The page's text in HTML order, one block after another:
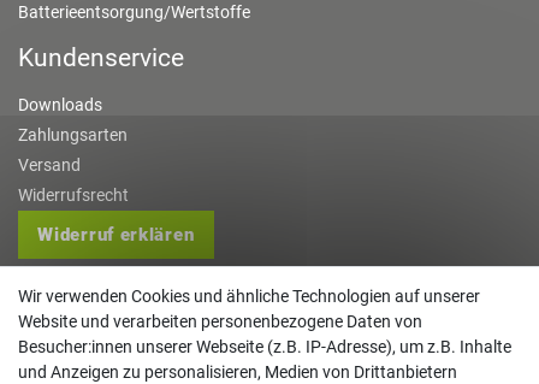
Batterieentsorgung/Wertstoffe
Kundenservice
Downloads
Zahlungsarten
Versand
Widerrufsrecht
Widerruf erklären
Kontakt
info@gartentechnik-hansen.de
0481 8565-0
Wir verwenden Cookies und ähnliche Technologien auf unserer
Website und verarbeiten personenbezogene Daten von
Besucher:innen unserer Webseite (z.B. IP-Adresse), um z.B. Inhalte
und Anzeigen zu personalisieren, Medien von Drittanbietern